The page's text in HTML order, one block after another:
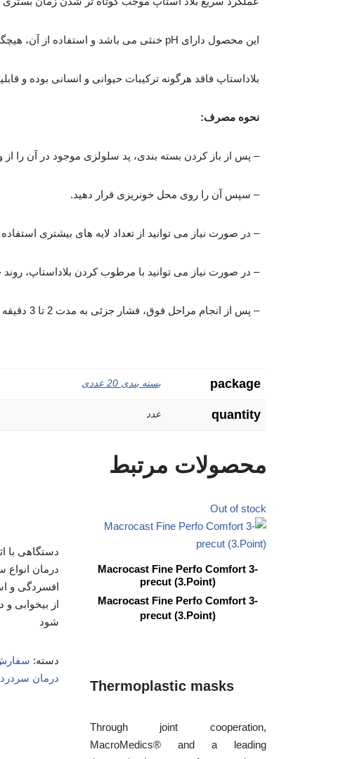
این محصول دارای pH خنثی می باشد و استفاده از آن، هیچگونه سوزش و حساسیت را در پی نخواهد داشت.
بلاداستاپ فاقد هرگونه ترکیبات حیوانی و انسانی بوده و
نحوه مصرف:
– پس از باز کردن بسته بندی، پد سلولزی موجود در آن را از
– سپس آن را روی محل خونریزی قرار دهید.
– در صورت نیاز می توانید از تعداد لایه های بیشتری استفاده
– در صورت نیاز می توانید با مرطوب کردن بلاداستاپ،
– پس از انجام مراحل فوق، فشار جزئی به مدت 2 تا 3 دقیقه روی آن اعمال نمایید.
package بسته بندی 20 عددی
quantity عدد
محصولات مرتبط
Out of stock
Macrocast Fine Perfo Comfort 3-
precut (3.Point)
Macrocast Fine Perfo Comfort 3-
precut (3.Point)
Thermoplastic masks
Through joint cooperation,
MacroMedics® and a leading
دستگاهی با
درمان انواع
افسردگی و
از بیخوابی
شود
دسته: سفارش
درمان